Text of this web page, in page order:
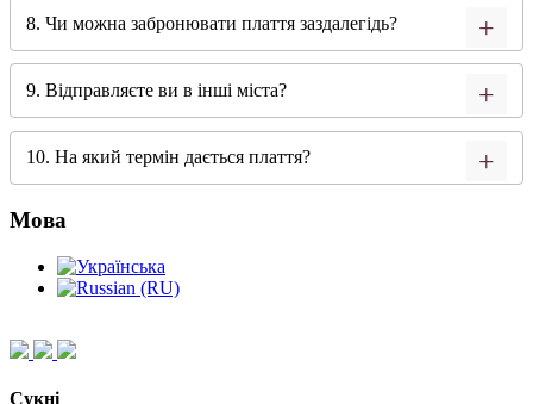
8. Чи можна забронювати плаття заздалегідь?
9. Відправляєте ви в інші міста?
10. На який термін дається плаття?
Мова
Сукні